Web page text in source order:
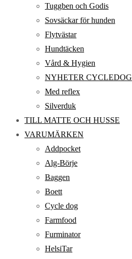
Tuggben och Godis
Sovsäckar för hunden
Flytvästar
Hundtäcken
Vård & Hygien
NYHETER CYCLEDOG
Med reflex
Silverduk
TILL MATTE OCH HUSSE
VARUMÄRKEN
Addpocket
Alg-Börje
Baggen
Boett
Cycle dog
Farmfood
Furminator
HelsiTar